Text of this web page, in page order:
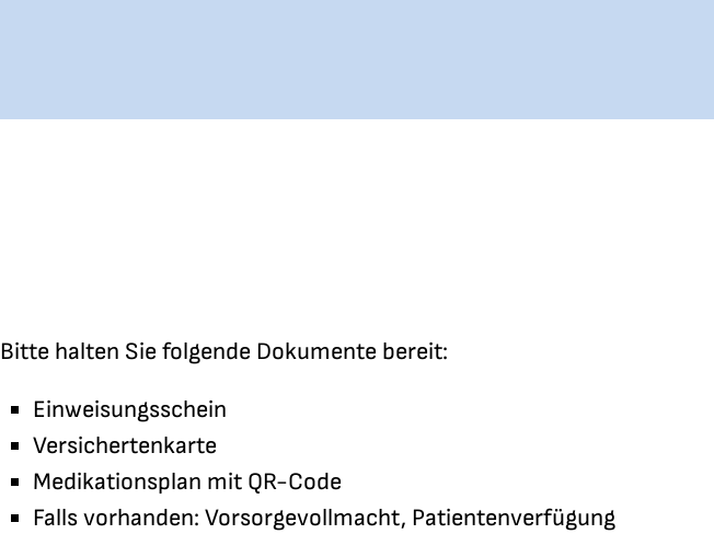
Bitte halten Sie folgende Dokumente bereit:
Einweisungsschein
Versichertenkarte
Medikationsplan mit QR-Code
Falls vorhanden: Vorsorgevollmacht, Patientenverfügung